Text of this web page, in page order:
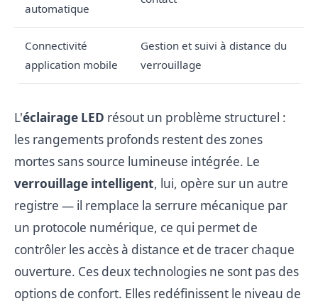
automatique
Connectivité
application mobile
Gestion et suivi à distance du
verrouillage
L'éclairage LED résout un problème structurel :
les rangements profonds restent des zones
mortes sans source lumineuse intégrée. Le
verrouillage intelligent, lui, opère sur un autre
registre — il remplace la serrure mécanique par
un protocole numérique, ce qui permet de
contrôler les accès à distance et de tracer chaque
ouverture. Ces deux technologies ne sont pas des
options de confort. Elles redéfinissent le niveau de